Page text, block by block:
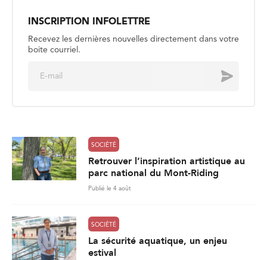
INSCRIPTION INFOLETTRE
Recevez les dernières nouvelles directement dans votre
boite courriel.
Envoyer
SOCIÉTÉ
Retrouver l’inspiration artistique au
parc national du Mont-Riding
Publié le 4 août
SOCIÉTÉ
La sécurité aquatique, un enjeu
estival